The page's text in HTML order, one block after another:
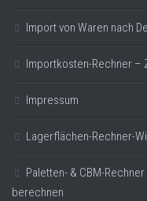
Import von Waren nach
Importkosten-Rechner –
Impressum
Lagerflächen-Rechner-
Paletten- & CBM-
berechnen